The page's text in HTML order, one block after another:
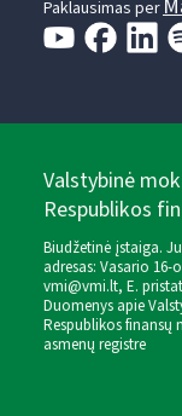
Paklausimas per
Valstybinė
Respublikos
Biudžetinė įstaiga.
adresas: Vasario 16-
vmi@vmi.lt, E.
Duomenys apie
Respublikos
asmenų registre